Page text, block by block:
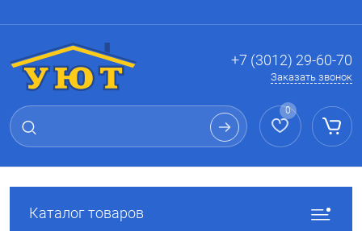
+7 (3012) 29-60-70
Заказать звонок
0
Каталог товаров